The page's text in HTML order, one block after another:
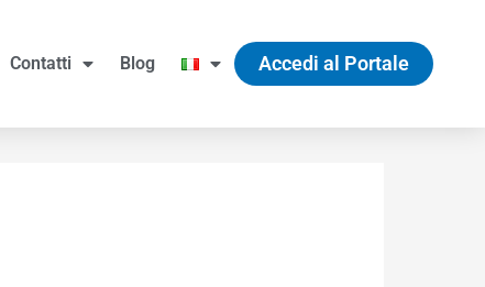
Contatti Blog Accedi al Portale